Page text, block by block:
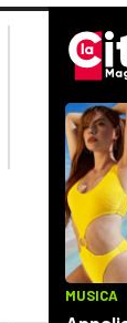
lacplay.it
lactv.it